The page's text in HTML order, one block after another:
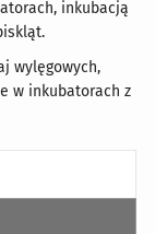
inkubacją
wylęgowych,
w inkubatorach z